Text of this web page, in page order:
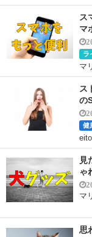
ス
マ
ラ
マ
ス
の
健
見
ゃ
マ
思